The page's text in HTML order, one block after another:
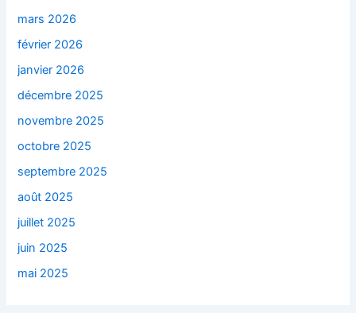
mars 2026
février 2026
janvier 2026
décembre 2025
novembre 2025
octobre 2025
septembre 2025
août 2025
juillet 2025
juin 2025
mai 2025